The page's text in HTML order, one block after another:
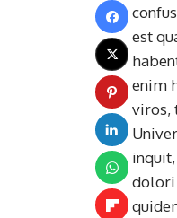
est
enim
viros,
dolori